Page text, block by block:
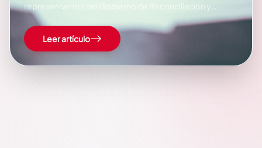
representantes del Gobierno de Reconciliación y
Unidad Nacional realizaron el lanzamiento del Festival de
Música Cristiana con el lema «Canto a la Vida y la
Esperanza«. En el evento participaron figuras como la
Alcaldesa de Managua Compañera Reina…
Leer artículo